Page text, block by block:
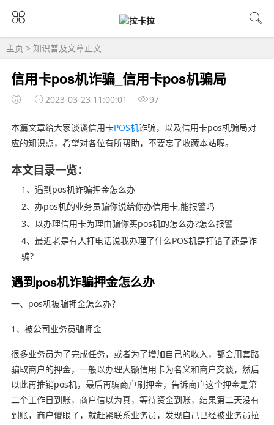
主页 > 知识普及文章正文
信用卡pos机诈骗_信用卡pos机骗局
2023-03-23 11:00:01 97
本篇文章给大家谈谈信用卡POS机诈骗，以及信用卡pos机骗局对
应的知识点，希望对各位有所帮助，不要忘了收藏本站喔。
本文目录一览：
1、遇到pos机诈骗押金怎么办
2、办pos机的业务员骗你说给你办信用卡,能报警吗
3、以办理信用卡为理由骗你买pos机的怎么办?怎么报警
4、最近老是有人打电话说我办理了什么POS机是打错了还是诈
骗?
遇到pos机诈骗押金怎么办
一、pos机被骗押金怎么办？
1、被公司业务员骗押金
很多业务员为了完成任务，或者为了增加自己的收入，都会用套路
骗取商户的押金，一般以办理大额信用卡为名义和商户交谈，然后
以此再推销pos机，最后再骗商户刷押金，告诉商户这个押金是第
二个工作日到账，商户信以为真，等待资金到账，结果第二天没有
到账，商户傻眼了，就赶紧联系业务员，发现自己已经被业务员拉